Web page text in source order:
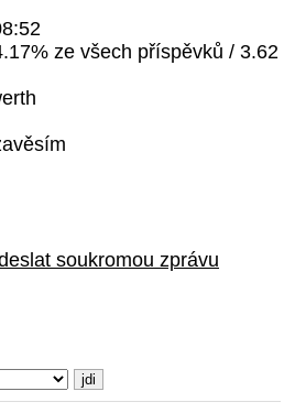
ze všech příspěvků / 3.62
soukromou zprávu